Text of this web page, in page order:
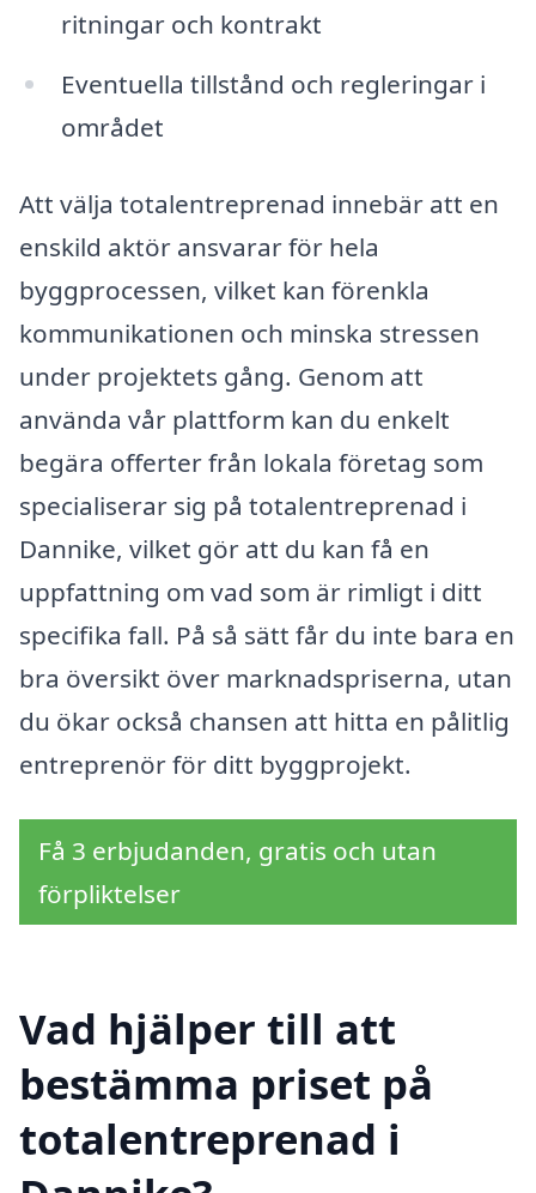
ritningar och kontrakt
Eventuella tillstånd och regleringar i
området
Att välja totalentreprenad innebär att en
enskild aktör ansvarar för hela
byggprocessen, vilket kan förenkla
kommunikationen och minska stressen
under projektets gång. Genom att
använda vår plattform kan du enkelt
begära offerter från lokala företag som
specialiserar sig på totalentreprenad i
Dannike, vilket gör att du kan få en
uppfattning om vad som är rimligt i ditt
specifika fall. På så sätt får du inte bara en
bra översikt över marknadspriserna, utan
du ökar också chansen att hitta en pålitlig
entreprenör för ditt byggprojekt.
Få 3 erbjudanden, gratis och utan
förpliktelser
Vad hjälper till att
bestämma priset på
totalentreprenad i